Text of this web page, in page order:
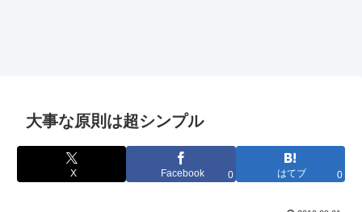
大事な原則は超シンプル
X Facebook 0 はてブ 0